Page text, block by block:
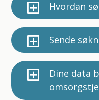
Hvordan
Sende
Dine data